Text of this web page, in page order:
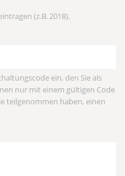
(z.B. 2018).
ein, den Sie als
nur mit einem gültigen Code
teilgenommen haben, einen